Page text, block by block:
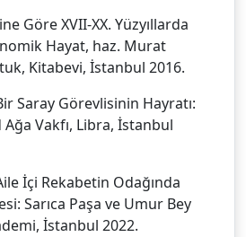
Göre XVII-XX. Yüzyıllarda
Hayat, haz. Murat
Kitabevi, İstanbul 2016.
Saray Görevlisinin Hayratı:
Vakfı, Libra, İstanbul
İçi Rekabetin Odağında
Sarıca Paşa ve Umur Bey
İstanbul 2022.